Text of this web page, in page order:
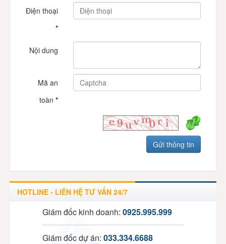
Điện thoại
*
Nội dung
Mã an
toàn *
HOTLINE - LIÊN HỆ TƯ VẤN 24/7
Giám đốc kinh doanh: 0925.995.999
Giám đốc dự án: 033.334.6688